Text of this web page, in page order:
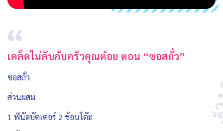
เคล็ดไม่ลับกับครัวคุณต๋อย ตอน “ซอสถั่ว”
ซอสถั่ว
ส่วนผสม
1 พีนัดบัตเตอร์ 2 ช้อนโต๊ะ